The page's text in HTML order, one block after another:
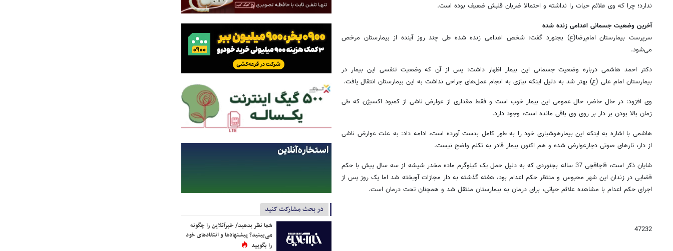
ندارد؛ چرا که وی علائم حیات را نداشته و احتمالا ضربان قلبش ضعیف بوده است.
آخرین وضعیت جسمانی اعدامی زنده شده
سرپرست بیمارستان امام‌رضا(ع) بجنورد گفت: شخص اعدامی زنده شده طی چند روز آینده از بیمارستان مرخص
می‌شود.
دکتر احمد هاشمی درباره وضعیت جسمانی این بیمار اظهار داشت: پس از آن که وضعیت تنفسی این بیمار در
بیمارستان امام علی (ع) بهتر شد به دلیل اینکه نیازی به انجام عمل‌های جراحی نداشت به این بیمارستان انتقال یافت.
وی افزود: در حال حاضر، حال عمومی این بیمار خوب است و فقط مقداری از عوارض ناشی از کمبود اکسیژن که طی
زمان بالا بودن بر دار بر روی وی باقی مانده است، وجود دارد.
هاشمی با اشاره به اینکه این بیمارهوشیاری خود را به طور کامل بدست آورده است، ادامه داد: به علت عوارض ناشی
از دار، تارهای صوتی دچارعوارض شده و هم اکنون بیمار قادر به تکلم واضح نیست.
شایان ذکر است، قاچاقچی 37 ساله بجنوردی که به دلیل حمل یک کیلوگرم ماده مخدر شیشه از سه سال پیش با حکم
قضایی در زندان این شهر محبوس و منتظر حکم اعدام بود، هفته گذشته به دار مجازات آویخته شد اما یک روز پس از
اجرای حکم اعدام با مشاهده علائم حیاتی، برای درمان به بیمارستان منتقل شد و همچنان تحت درمان است.
47232
در بحث مشارکت کنید
شما نظر بدهید/ خبرآنلاین را چگونه
می‌بینید؟ پیشنهادها و انتقادهای خود
را بگویید